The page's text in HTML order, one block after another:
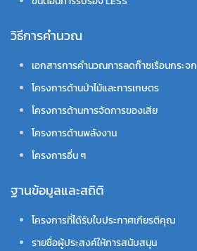
วิธีการคำนวณ
เอกสารการคำนวณการลดก๊าซเรือนกระจก
โครงการด้านป่าไม้และการเกษตร
โครงการด้านการจัดการของเสีย
โครงการด้านพลังงาน
โครงการอื่น ๆ
ฐานข้อมูลและสถิติ
โครงการที่ได้รับใบประกาศเกียรติคุณ
รายชื่อผู้ประสงค์ให้การสนับสนุน